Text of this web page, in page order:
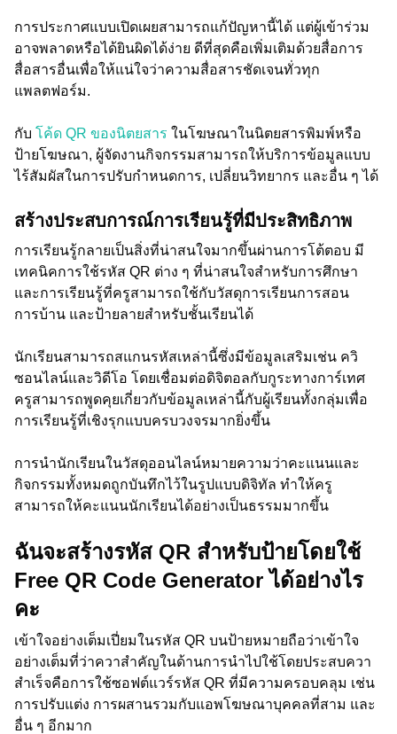
การประกาศแบบเปิดเผยสามารถแก้ปัญหานี้ได้ แต่ผู้เข้าร่วม
อาจพลาดหรือได้ยินผิดได้ง่าย ดีที่สุดคือเพิ่มเติมด้วยสื่อการ
สื่อสารอื่นเพื่อให้แน่ใจว่าความสื่อสารชัดเจนทั่วทุก
แพลตฟอร์ม.
กับ โค้ด QR ของนิตยสาร ในโฆษณาในนิตยสารพิมพ์หรือ
ป้ายโฆษณา, ผู้จัดงานกิจกรรมสามารถให้บริการข้อมูลแบบ
ไร้สัมผัสในการปรับกำหนดการ, เปลี่ยนวิทยากร และอื่น ๆ ได้
สร้างประสบการณ์การเรียนรู้ที่มีประสิทธิภาพ
การเรียนรู้กลายเป็นสิ่งที่น่าสนใจมากขึ้นผ่านการโต้ตอบ มี
เทคนิคการใช้รหัส QR ต่าง ๆ ที่น่าสนใจสำหรับการศึกษา
และการเรียนรู้ที่ครูสามารถใช้กับวัสดุการเรียนการสอน
การบ้าน และป้ายลายสำหรับชั้นเรียนได้
นักเรียนสามารถสแกนรหัสเหล่านี้ซึ่งมีข้อมูลเสริมเช่น ควิ
ซอนไลน์และวิดีโอ โดยเชื่อมต่อดิจิตอลกับกูระทางการ์เทศ
ครูสามารถพูดคุยเกี่ยวกับข้อมูลเหล่านี้กับผู้เรียนทั้งกลุ่มเพื่อ
การเรียนรู้ที่เชิงรุกแบบครบวงจรมากยิ่งขึ้น
การนำนักเรียนในวัสดุออนไลน์หมายความว่าคะแนนและ
กิจกรรมทั้งหมดถูกบันทึกไว้ในรูปแบบดิจิทัล ทำให้ครู
สามารถให้คะแนนนักเรียนได้อย่างเป็นธรรมมากขึ้น
ฉันจะสร้างรหัส QR สำหรับป้ายโดยใช้
Free QR Code Generator ได้อย่างไร
คะ
เข้าใจอย่างเต็มเปี่ยมในรหัส QR บนป้ายหมายถือว่าเข้าใจ
อย่างเต็มที่ว่าควาสำคัญในด้านการนำไปใช้โดยประสบควา
สำเร็จคือการใช้ซอฟต์แวร์รหัส QR ที่มีความครอบคลุม เช่น
การปรับแต่ง การผสานรวมกับแอพโฆษณาบุคคลที่สาม และ
อื่น ๆ อีกมาก